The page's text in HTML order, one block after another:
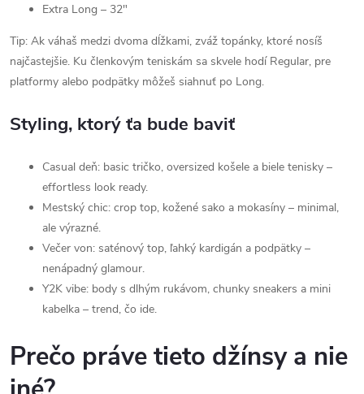
Extra Long – 32"
Tip: Ak váhaš medzi dvoma dĺžkami, zváž topánky, ktoré nosíš
najčastejšie. Ku členkovým teniskám sa skvele hodí Regular, pre
platformy alebo podpätky môžeš siahnuť po Long.
Styling, ktorý ťa bude baviť
Casual deň: basic tričko, oversized košele a biele tenisky –
effortless look ready.
Mestský chic: crop top, kožené sako a mokasíny – minimal,
ale výrazné.
Večer von: saténový top, ľahký kardigán a podpätky –
nenápadný glamour.
Y2K vibe: body s dlhým rukávom, chunky sneakers a mini
kabelka – trend, čo ide.
Prečo práve tieto džínsy a nie